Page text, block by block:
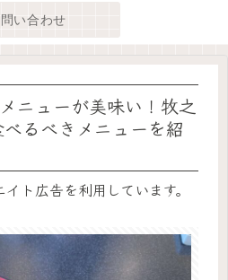
い合わせ
ニューが美味い！牧之
るべきメニューを紹
ト広告を利用しています。